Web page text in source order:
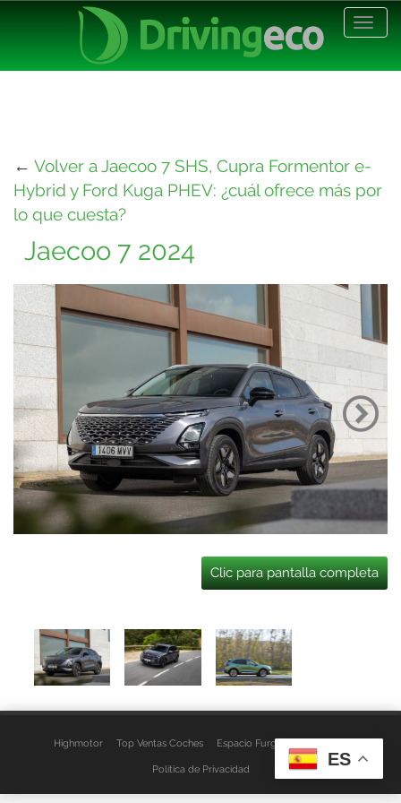
← Volver a Jaecoo 7 SHS, Cupra Formentor e-
Hybrid y Ford Kuga PHEV: ¿cuál ofrece más por
lo que cuesta?
Jaecoo 7 2024
Clic para pantalla completa
Highmotor Top Ventas Coches Espacio Furgo Aviso Legal
Política de Privacidad ES